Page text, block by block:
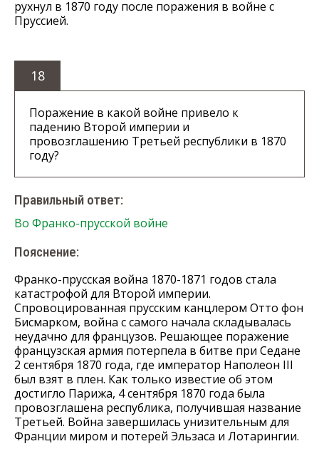
рухнул в 1870 году после поражения в войне с
Пруссией.
18
Поражение в какой войне привело к
падению Второй империи и
провозглашению Третьей республики в 1870
году?
Правильный ответ:
Во Франко-прусской войне
Пояснение:
Франко-прусская война 1870-1871 годов стала
катастрофой для Второй империи.
Спровоцированная прусским канцлером Отто фон
Бисмарком, война с самого начала складывалась
неудачно для французов. Решающее поражение
французская армия потерпела в битве при Седане
2 сентября 1870 года, где император Наполеон III
был взят в плен. Как только известие об этом
достигло Парижа, 4 сентября 1870 года была
провозглашена республика, получившая название
Третьей. Война завершилась унизительным для
Франции миром и потерей Эльзаса и Лотарингии.